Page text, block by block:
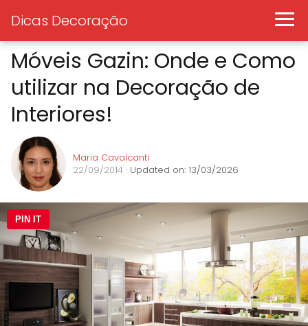
Dicas Decoração
Móveis Gazin: Onde e Como
utilizar na Decoração de
Interiores!
Maria Cavalcanti
22/09/2014 · Updated on: 13/03/2026
PIN IT